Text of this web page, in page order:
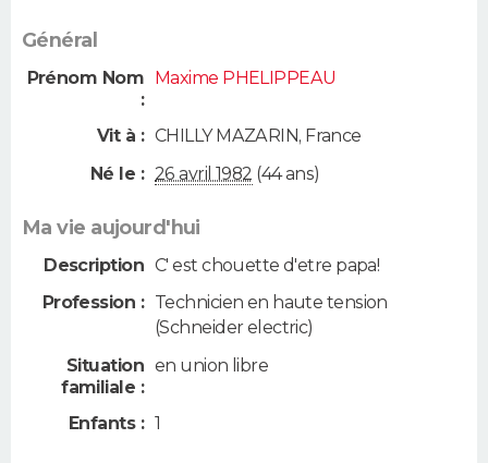
Général
Prénom Nom
:
Maxime PHELIPPEAU
Vit à : CHILLY MAZARIN, France
Né le : 26 avril 1982 (44 ans)
Ma vie aujourd'hui
Description C' est chouette d'etre papa!
Profession : Technicien en haute tension
(Schneider electric)
Situation
familiale :
en union libre
Enfants : 1